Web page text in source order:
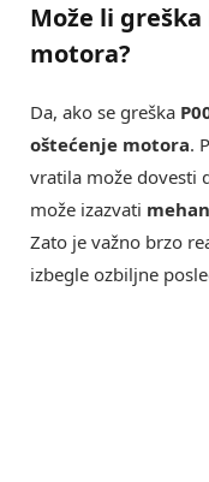
Može li greška
motora?
Da, ako se greška
oštećenje motora.
vratila može dovesti
može izazvati
Zato je važno brzo
izbegle ozbiljne